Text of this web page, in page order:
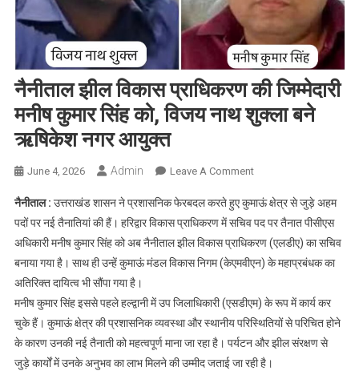
नैनीताल झील विकास प्राधिकरण की जिम्मेदारी
मनीष कुमार सिंह को, विजय नाथ शुक्ला बने
ऋषिकेश नगर आयुक्त
June 4, 2026 Admin Leave A CommentOn
झील
विकास
प्राधिकरण
की
मनीष
कुमार
सिंह
को,
नैनीताल : उत्तराखंड शासन ने प्रशासनिक फेरबदल करते हुए कुमाऊं क्षेत्र से जुड़े अहम
पदों पर नई तैनातियां की हैं। हरिद्वार विकास प्राधिकरण में सचिव पद पर तैनात पीसीएस
अधिकारी मनीष कुमार सिंह को अब नैनीताल झील विकास प्राधिकरण (एलडीए) का सचिव
बनाया गया है। साथ ही उन्हें कुमाऊं मंडल विकास निगम (केएमवीएन) के महाप्रबंधक का
अतिरिक्त दायित्व भी सौंपा गया है।
मनीष कुमार सिंह इससे पहले हल्द्वानी में उप जिलाधिकारी (एसडीएम) के रूप में कार्य कर
चुके हैं। कुमाऊं क्षेत्र की प्रशासनिक व्यवस्था और स्थानीय परिस्थितियों से परिचित होने
के कारण उनकी नई तैनाती को महत्वपूर्ण माना जा रहा है। पर्यटन और झील संरक्षण से
जुड़े कार्यों में उनके अनुभव का लाभ मिलने की उम्मीद जताई जा रही है।